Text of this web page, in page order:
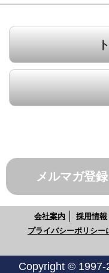
メルマガ登録
会社案内 採用情報
プライバシーポリシー
Copyright ©